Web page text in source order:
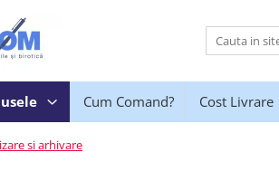
pentru
Cum Comand? Cost Livrare
si arhivare